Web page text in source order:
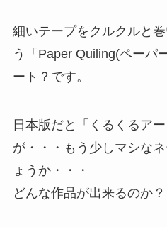
細いテープをクルクルと
う「Paper Quiling(ペーパ
ート？です。
日本版だと「くるくるア
が・・・もう少しマシな
ょうか・・・
どんな作品が出来るのか？